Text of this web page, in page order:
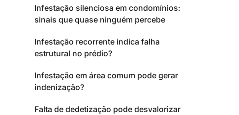
Infestação silenciosa em condomínios:
sinais que quase ninguém percebe
Infestação recorrente indica falha
estrutural no prédio?
Infestação em área comum pode gerar
indenização?
Falta de dedetização pode desvalorizar